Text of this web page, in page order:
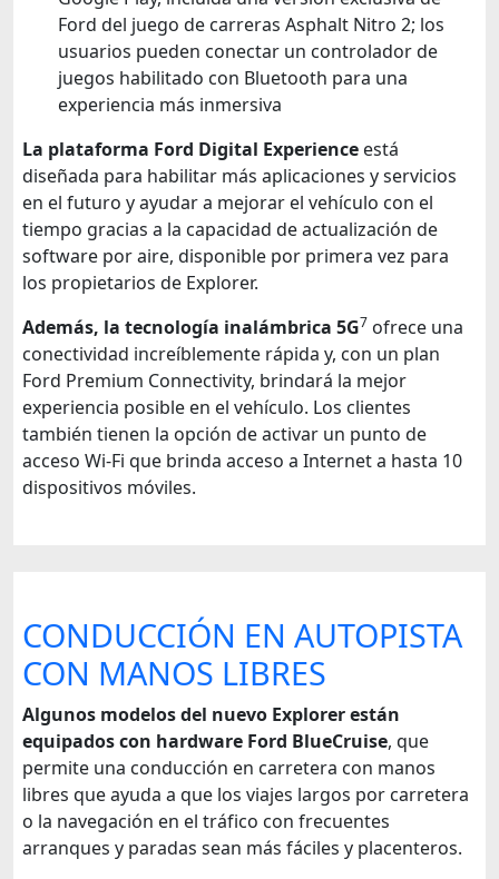
Ford del juego de carreras Asphalt Nitro 2; los
usuarios pueden conectar un controlador de
juegos habilitado con Bluetooth para una
experiencia más inmersiva
La plataforma Ford Digital Experience está
diseñada para habilitar más aplicaciones y servicios
en el futuro y ayudar a mejorar el vehículo con el
tiempo gracias a la capacidad de actualización de
software por aire, disponible por primera vez para
los propietarios de Explorer.
Además, la tecnología inalámbrica 5G7 ofrece una
conectividad increíblemente rápida y, con un plan
Ford Premium Connectivity, brindará la mejor
experiencia posible en el vehículo. Los clientes
también tienen la opción de activar un punto de
acceso Wi-Fi que brinda acceso a Internet a hasta 10
dispositivos móviles.
CONDUCCIÓN EN AUTOPISTA
CON MANOS LIBRES
Algunos modelos del nuevo Explorer están
equipados con hardware Ford BlueCruise, que
permite una conducción en carretera con manos
libres que ayuda a que los viajes largos por carretera
o la navegación en el tráfico con frecuentes
arranques y paradas sean más fáciles y placenteros.